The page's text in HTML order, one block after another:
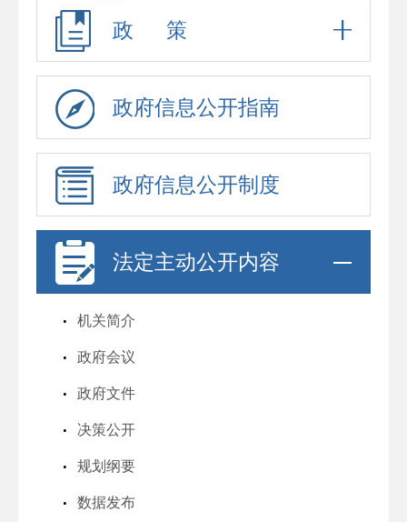
政 策
政府信息公开指南
政府信息公开制度
法定主动公开内容
机关简介
政府会议
政府文件
决策公开
规划纲要
数据发布